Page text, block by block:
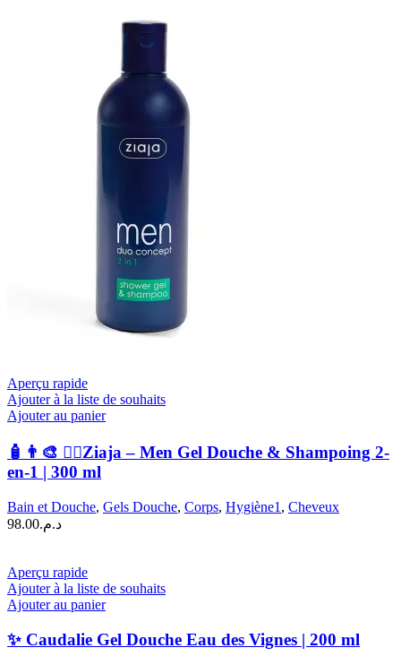
Aperçu rapide
Ajouter à la liste de souhaits
Ajouter au panier
🧴👨‍🎨 🧍‍♂️Ziaja – Men Gel Douche & Shampoing 2-
en-1 | 300 ml
Bain et Douche, Gels Douche, Corps, Hygiène1 , Cheveux
د.م.98.00
Aperçu rapide
Ajouter à la liste de souhaits
Ajouter au panier
✨ Caudalie Gel Douche Eau des Vignes | 200 ml